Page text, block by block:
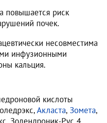
повышается риск
почек.
несовместима
инфузионными
кальция.
кислоты
Акласта, Зомета,